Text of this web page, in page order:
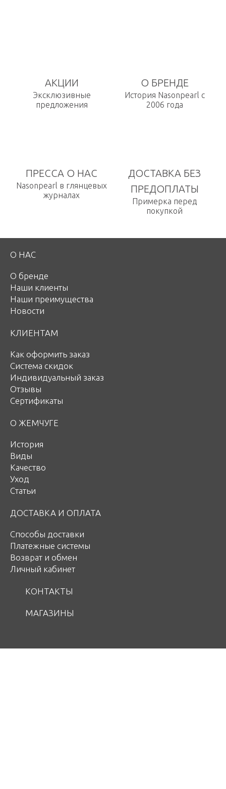
АКЦИИ
Эксклюзивные
предложения
О БРЕНДЕ
История Nasonpearl с
2006 года
ПРЕССА О НАС
Nasonpearl в глянцевых
журналах
ДОСТАВКА БЕЗ
ПРЕДОПЛАТЫ
Примерка перед
покупкой
О НАС
О бренде
Наши клиенты
Наши преимущества
Новости
КЛИЕНТАМ
Как оформить заказ
Система скидок
Индивидуальный заказ
Отзывы
Сертификаты
О ЖЕМЧУГЕ
История
Виды
Качество
Уход
Статьи
ДОСТАВКА И ОПЛАТА
Способы доставки
Платежные системы
Возврат и обмен
Личный кабинет
КОНТАКТЫ
МАГАЗИНЫ